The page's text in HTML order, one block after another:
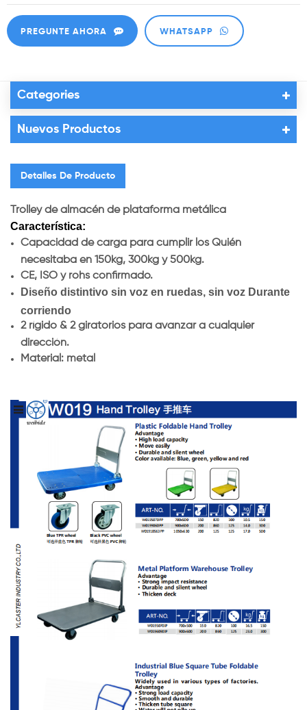
PREGUNTE AHORA WHATSAPP
Categories
Nuevos Productos
Detalles De Producto
Trolley de almacén de plataforma metálica
Característica:
Capacidad de carga para cumplir los Quién
necesitaba en 150kg, 300kg y 500kg.
CE, ISO y rohs confirmado.
Diseño distintivo sin voz en ruedas, sin voz Durante
corriendo
2 rígido & 2 giratorios para avanzar a cualquier
dirección.
Material: metal